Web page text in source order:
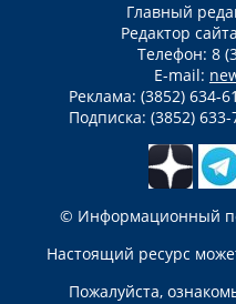
Главный
Редактор
Телефон: 8
E-mail:
Реклама: (3852) 634-
Подписка: (3852) 633-
© Информационный
Настоящий ресурс
Пожалуйста,